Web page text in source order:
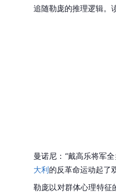
追随勒庞的推理逻辑。
曼诺尼：“戴高乐将军
大利的反革命运动起了
勒庞以对群体心理特征